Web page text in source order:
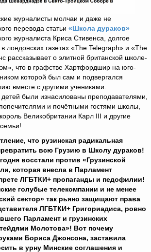
журналисты молчаи и даже не
перевода статьи «Школа дураков»
журналиста Криса Стивенса, долгое
лондонских газетах «The Telegraph» и «The
рассказывает о элитной британской школе-
что в графстве Хартфордшир на юго-
которой был сам и подвергался
вместе с другими учениками.
были изнасилованы преподавателями,
и почётными гостями школы,
Великобритании Карл III и другие
что рузинская радикальная
всю Грузию в Школу дураков!
восстали против «Грузинской
которая внесла в Парламент
ЛГБТКИ+ пропаганды и педофилии!
голубые телекомпании и не менее
сектор» так рьяно защищают права
ЛГБТКИ+ Григориадиса, ровно
Парламент и грузинских
Молотова»! Вот почему
Бориса Джонсона, заставила
в урну Минские соглашения и